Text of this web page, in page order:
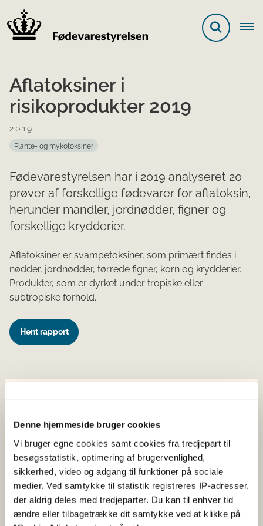
Denne hjemmeside bruger cookies
Vi bruger egne cookies samt cookies fra tredjepart til
besøgsstatistik, optimering af brugervenlighed,
sikkerhed, video og adgang til funktioner på sociale
medier. Ved samtykke til statistik registreres IP-adresser,
der aldrig deles med tredjeparter. Du kan til enhver tid
ændre eller tilbagetrække dit samtykke ved at klikke på
Aflatoksiner i
risikoprodukter 2019
2019
Plante- og mykotoksiner
Fødevarestyrelsen har i 2019 analyseret 20
prøver af forskellige fødevarer for aflatoksin,
herunder mandler, jordnødder, figner og
forskellige krydderier.
Aflatoksiner er svampetoksiner, som primært findes i
nødder, jordnødder, tørrede figner, korn og krydderier.
Produkter, som er dyrket under tropiske eller
subtropiske forhold.
Hent rapport
Fødevarestyrelsen er en styrelse under
Erhvervsministeriet. Styrelsen arbejder med hele
fødevarekæden fra jord til bord med fokus på
dyresundhed og sikker, sund mad. Vi står bag De
officielle Kostråd og smileykontroller, som du kender
fra cafeer, restauranter og supermarkeder.